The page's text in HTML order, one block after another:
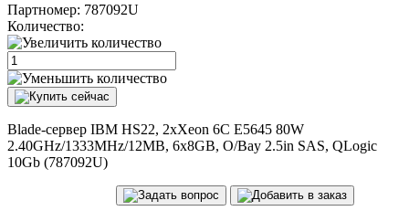
Партномер: 787092U
Количество:
Blade-сервер IBM HS22, 2xXeon 6C E5645 80W
2.40GHz/1333MHz/12MB, 6x8GB, O/Bay 2.5in SAS, QLogic
10Gb (787092U)